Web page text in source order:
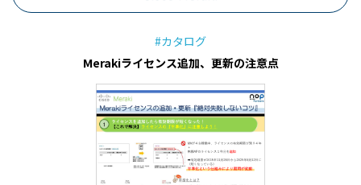
#カタログ
Merakiライセンス追加、更新の注意点